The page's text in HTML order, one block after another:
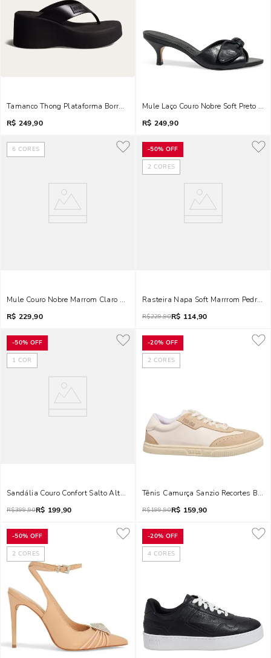
Tamanco Thong Plataforma Borracha Preto
R$ 249,90
Mule Laço Couro Nobre Soft Preto
R$ 249,90
6 CORES
Mule Couro Nobre Marrom Claro Mocha Salto Baixo Fino
R$ 229,90
-50% OFF
2 CORES
Rasteira Napa Soft Marrrom Pedraria
R$229,90R$ 114,90
-50% OFF
1 COR
Sandália Couro Confort Salto Alto Fino Marrom Dark
R$399,90R$ 199,90
-20% OFF
2 CORES
Tênis Camurça Sanzio Recortes
R$199,90R$ 159,90
-50% OFF
2 CORES
-20% OFF
4 CORES